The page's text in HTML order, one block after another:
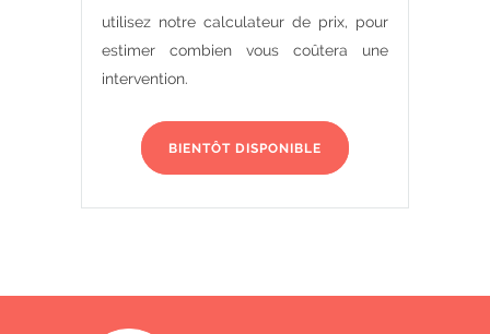
utilisez notre calculateur de prix, pour
estimer combien vous coûtera une
intervention.
BIENTÔT DISPONIBLE